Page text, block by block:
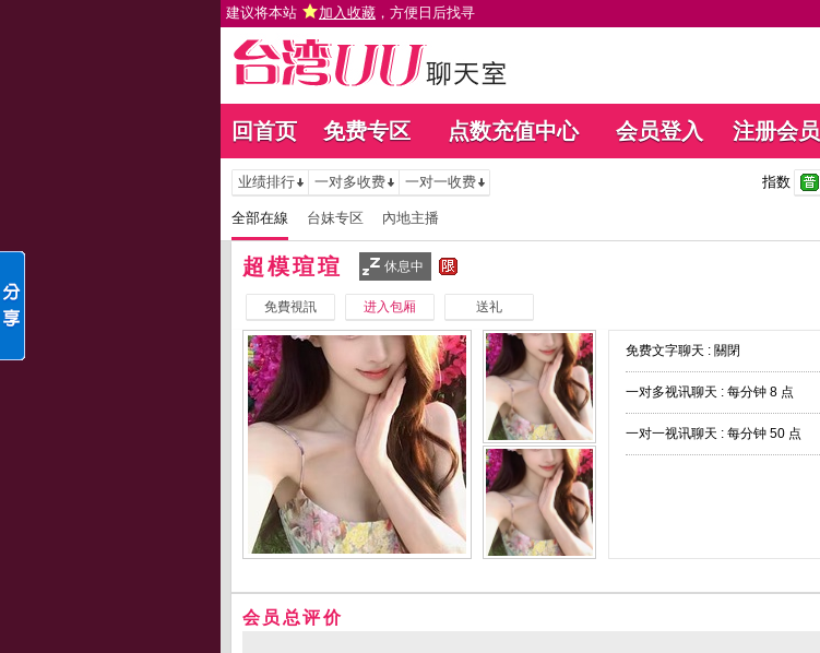
建议将本站 加入收藏 ，方便日后找寻
回首页 免费专区 点数充值中心 会员登入 注册会员
业绩排行 一对多收费 一对一收费 指数
全部在線 台妹专区 內地主播
超模瑄瑄 休息中
免費視訊 进入包厢 送礼
免费文字聊天 : 關閉
一对多视讯聊天 : 每分钟 8 点
一对一视讯聊天 : 每分钟 50 点
会员总评价